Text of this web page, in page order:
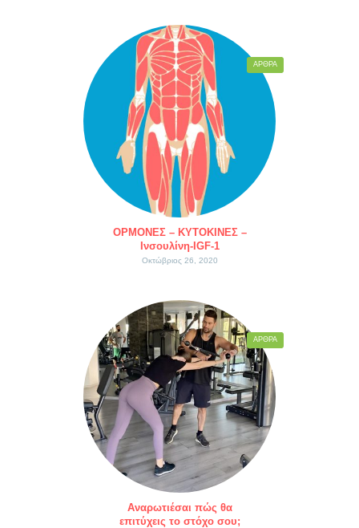
ΟΡΜΟΝΕΣ – ΚΥΤΟΚΙΝΕΣ –
Ινσουλίνη-IGF-1
Οκτώβριος 26, 2020
ΆΡΘΡΑ
Αναρωτιέσαι πώς θα
επιτύχεις το στόχο σου;
ΆΡΘΡΑ